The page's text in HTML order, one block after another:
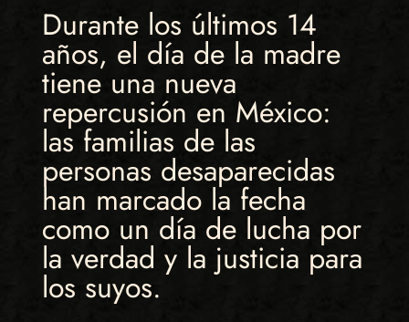
Durante los últimos 14
años, el día de la madre
tiene una nueva
repercusión en México:
las familias de las
personas desaparecidas
han marcado la fecha
como un día de lucha por
la verdad y la justicia para
los suyos.